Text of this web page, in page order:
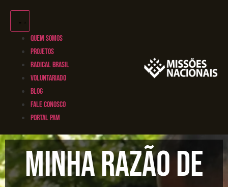
QUEM SOMOS
PROJETOS
RADICAL BRASIL
VOLUNTARIADO
BLOG
FALE CONOSCO
PORTAL PAM
Minha Razão de